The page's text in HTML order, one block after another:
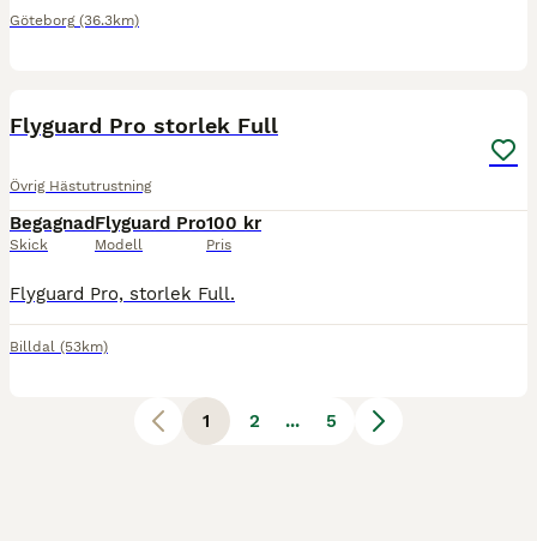
Göteborg (36.3km)
Flyguard Pro storlek Full
Övrig Hästutrustning
Begagnad
Skick
Flyguard Pro
Modell
100 kr
Pris
Flyguard Pro, storlek Full.
Billdal (53km)
1 2 ... 5